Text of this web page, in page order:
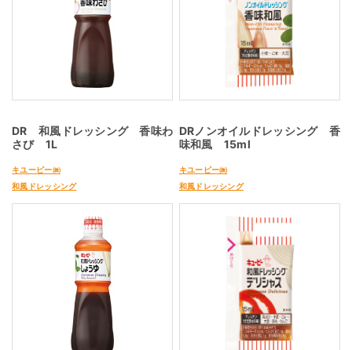
DR 和風ドレッシング 香味わ
さび 1L
キユーピー㈱
和風ドレッシング
DRノンオイルドレッシング 香
味和風 15ml
キユーピー㈱
和風ドレッシング